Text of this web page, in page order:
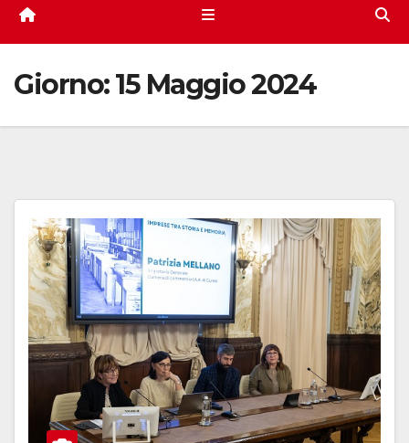
Giorno:15 Maggio 2024